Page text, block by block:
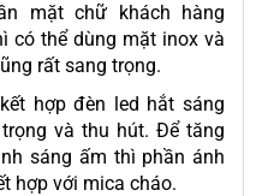
mặt chữ khách hàng
có thể dùng mặt inox và
rất sang trọng.
hợp đèn led hắt sáng
và thu hút. Để tăng
sáng ấm thì phần ánh
hợp với mica cháo.